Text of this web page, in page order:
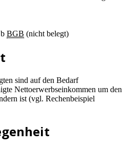
BGB (nicht belegt)
sind auf den Bedarf
Nettoerwerbseinkommen um den
ist (vgl. Rechenbeispiel